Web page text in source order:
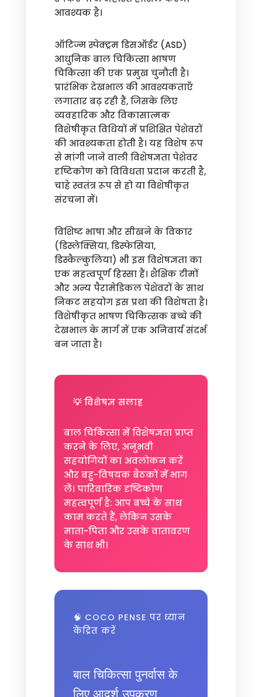
आवश्यक है।
ऑटिज्म स्पेक्ट्रम डिसऑर्डर (ASD)
आधुनिक बाल चिकित्सा भाषण
चिकित्सा की एक प्रमुख चुनौती है।
प्रारंभिक देखभाल की आवश्यकताएँ
लगातार बढ़ रही हैं, जिसके लिए
व्यवहारिक और विकासात्मक
विशेषीकृत विधियों में प्रशिक्षित पेशेवरों
की आवश्यकता होती है। यह विशेष रूप
से मांगी जाने वाली विशेषज्ञता पेशेवर
दृष्टिकोण को विविधता प्रदान करती है,
चाहे स्वतंत्र रूप से हो या विशेषीकृत
संरचना में।
विशिष्ट भाषा और सीखने के विकार
(डिस्लेक्सिया, डिस्फेसिया,
डिस्कैल्कुलिया) भी इस विशेषज्ञता का
एक महत्वपूर्ण हिस्सा हैं। शैक्षिक टीमों
और अन्य पैरामेडिकल पेशेवरों के साथ
निकट सहयोग इस प्रथा की विशेषता है।
विशेषीकृत भाषण चिकित्सक बच्चे की
देखभाल के मार्ग में एक अनिवार्य संदर्भ
बन जाता है।
💡 विशेषज्ञ सलाह
बाल चिकित्सा में विशेषज्ञता प्राप्त
करने के लिए, अनुभवी
सहयोगियों का अवलोकन करें
और बहु-विषयक बैठकों में भाग
लें। पारिवारिक दृष्टिकोण
महत्वपूर्ण है: आप बच्चे के साथ
काम करते हैं, लेकिन उसके
माता-पिता और उसके वातावरण
के साथ भी।
🧠 COCO PENSE पर ध्यान
केंद्रित करें
बाल चिकित्सा पुनर्वास के
लिए आदर्श उपकरण